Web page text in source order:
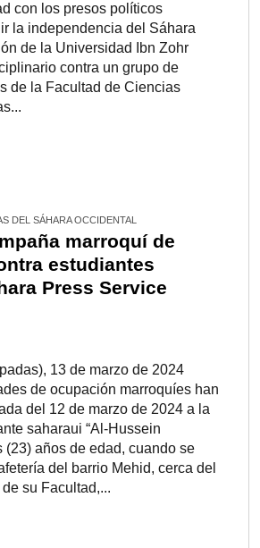
con los presos políticos
la independencia del Sáhara
de la Universidad Ibn Zohr
contra un grupo de
de la Facultad de Ciencias
DEL SÁHARA OCCIDENTAL
marroquí de
estudiantes
Press Service
13 de marzo de 2024
de ocupación marroquíes han
del 12 de marzo de 2024 a la
saharaui “Al-Hussein
(23) años de edad, cuando se
del barrio Mehid, cerca del
su Facultad,...